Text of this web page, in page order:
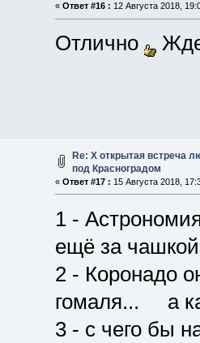
« Ответ #16 : 12 Августа 2018,
Отлично
Re: X открытая встреча
под Красноградом
« Ответ #17 : 15 Августа 2018,
1 -
ещё за
2 - Коронадо
гомаля... а
3 - с чего бы